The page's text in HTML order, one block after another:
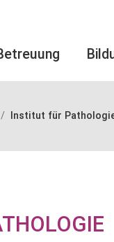
Institut für